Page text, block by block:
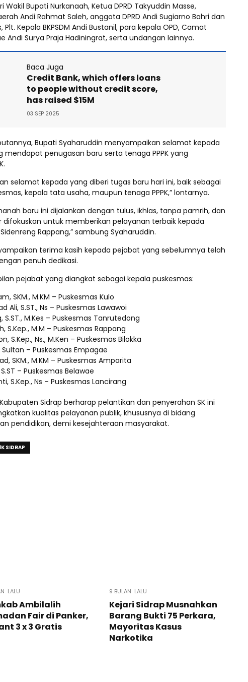
Wakil Bupati Nurkanaah, Ketua DPRD Takyuddin Masse,
Andi Rahmat Saleh, anggota DPRD Andi Sugiarno Bahri dan
Plt. Kepala BKPSDM Andi Bustanil, para kepala OPD, Camat
Andi Surya Praja Hadiningrat, serta undangan lainnya.
Baca Juga
Credit Bank, which offers loans
to people without credit score,
has raised $15M
03 SEP 2025
Bupati Syaharuddin menyampaikan selamat kepada
mendapat penugasan baru serta tenaga PPPK yang
selamat kepada yang diberi tugas baru hari ini, baik sebagai
kepala tata usaha, maupun tenaga PPPK,” lontarnya.
baru ini dijalankan dengan tulus, ikhlas, tanpa pamrih, dan
untuk memberikan pelayanan terbaik kepada
Rappang,” sambung Syaharuddin.
terima kasih kepada pejabat yang sebelumnya telah
penuh dedikasi.
pejabat yang diangkat sebagai kepala puskesmas:
SKM., M.KM – Puskesmas Kulo
Ali, S.ST., Ns – Puskesmas Lawawoi
S.ST., M.Kes – Puskesmas Tanrutedong
S.Kep., M.M – Puskesmas Rappang
S.Kep., Ns., M.Ken – Puskesmas Bilokka
Sultan – Puskesmas Empagae
SKM., M.KM – Puskesmas Amparita
– Puskesmas Belawae
S.Kep., Ns – Puskesmas Lancirang
Sidrap berharap pelantikan dan penyerahan SK ini
kualitas pelayanan publik, khususnya di bidang
pendidikan, demi kesejahteraan masyarakat.
SIDRAP
LALU
Ambilalih
Fair di Panker,
3 x 3 Gratis
9 BULAN LALU
Kejari Sidrap Musnahkan
Barang Bukti 75 Perkara,
Mayoritas Kasus
Narkotika